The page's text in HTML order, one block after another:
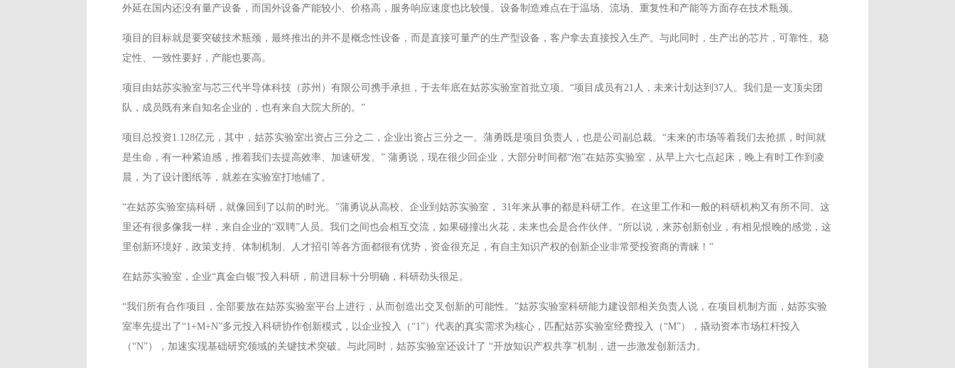
外延在国内还没有量产设备，而国外设备产能较小、价格高，服务响应速度也比较慢。设备制造难点在于温场、流场、重复性和产能等方面存在技术瓶颈。
项目的目标就是要突破技术瓶颈，最终推出的并不是概念性设备，而是直接可量产的生产型设备，客户拿去直接投入生产。与此同时，生产出的芯片，可靠性、稳
定性、一致性要好，产能也要高。
项目由姑苏实验室与芯三代半导体科技（苏州）有限公司携手承担，于去年底在姑苏实验室首批立项。“项目成员有21人，未来计划达到37人。我们是一支顶尖团
队，成员既有来自知名企业的，也有来自大院大所的。”
项目总投资1.128亿元，其中，姑苏实验室出资占三分之二，企业出资占三分之一。蒲勇既是项目负责人，也是公司副总裁。“未来的市场等着我们去抢抓，时间就
是生命，有一种紧迫感，推着我们去提高效率、加速研发。” 蒲勇说，现在很少回企业，大部分时间都“泡”在姑苏实验室，从早上六七点起床，晚上有时工作到凌
晨，为了设计图纸等，就差在实验室打地铺了。
“在姑苏实验室搞科研，就像回到了以前的时光。”蒲勇说从高校、企业到姑苏实验室， 31年来从事的都是科研工作。在这里工作和一般的科研机构又有所不同。这
里还有很多像我一样，来自企业的“双聘”人员。我们之间也会相互交流，如果碰撞出火花，未来也会是合作伙伴。“所以说，来苏创新创业，有相见恨晚的感觉，这
里创新环境好，政策支持、体制机制、人才招引等各方面都很有优势，资金很充足，有自主知识产权的创新企业非常受投资商的青睐！”
在姑苏实验室，企业“真金白银”投入科研，前进目标十分明确，科研劲头很足。
“我们所有合作项目，全部要放在姑苏实验室平台上进行，从而创造出交叉创新的可能性。”姑苏实验室科研能力建设部相关负责人说，在项目机制方面，姑苏实验
室率先提出了“1+M+N”多元投入科研协作创新模式，以企业投入（“1”）代表的真实需求为核心，匹配姑苏实验室经费投入（“M”），撬动资本市场杠杆投入
（“N”），加速实现基础研究领域的关键技术突破。与此同时，姑苏实验室还设计了 “开放知识产权共享”机制，进一步激发创新活力。